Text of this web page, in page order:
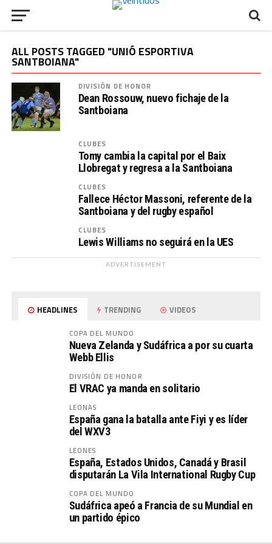
ALL POSTS TAGGED "UNIÓ ESPORTIVA
SANTBOIANA"
DIVISIÓN DE HONOR
Dean Rossouw, nuevo fichaje de la
Santboiana
CLUBES
Tomy cambia la capital por el Baix
Llobregat y regresa a la Santboiana
CLUBES
Fallece Héctor Massoni, referente de la
Santboiana y del rugby español
CLUBES
Lewis Williams no seguirá en la UES
ADVERTISEMENT
HEADLINES TRENDING VIDEOS
COPA DEL MUNDO
Nueva Zelanda y Sudáfrica a por su cuarta
Webb Ellis
DIVISIÓN DE HONOR
El VRAC ya manda en solitario
LEONAS
España gana la batalla ante Fiyi y es líder
del WXV3
LEONES
España, Estados Unidos, Canadá y Brasil
disputarán La Vila International Rugby Cup
COPA DEL MUNDO
Sudáfrica apeó a Francia de su Mundial en
un partido épico